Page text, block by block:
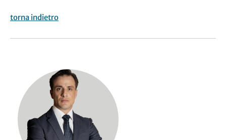
torna indietro